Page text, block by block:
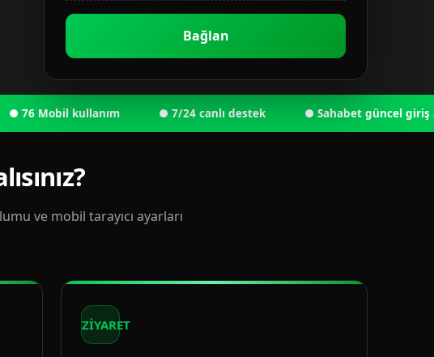
Bağlan
Mobil kullanım ● 7/24 canlı destek ● Sahabet güncel giriş
ve mobil tarayıcı ayarları
ZİYARET